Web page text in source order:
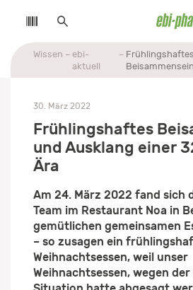
Wissen
ebi-
aktuell
Frühlingshaftes
Beisammensein
30. März 2022
Frühlingshaftes
und Ausklang einer
Ära
Am 24. März 2022 fand sich
Team im Restaurant Noa in
gemütlichen gemeinsamen
– so zusagen ein
Weihnachtsessen, weil unser
Weihnachtsessen, wegen